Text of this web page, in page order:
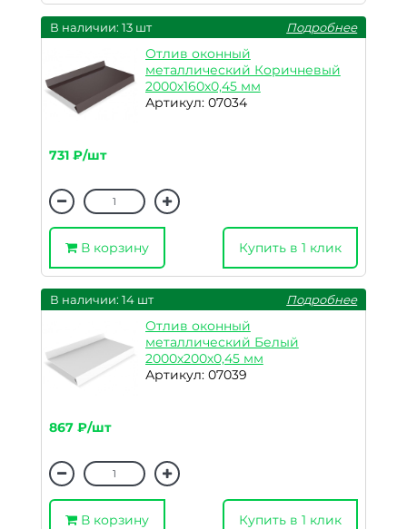
В наличии: 13 шт Подробнее
Отлив оконный
металлический Коричневый
2000х160х0,45 мм
Артикул: 07034
731 ₽/шт
В корзину Купить в 1 клик
В наличии: 14 шт Подробнее
Отлив оконный
металлический Белый
2000х200х0,45 мм
Артикул: 07039
867 ₽/шт
В корзину Купить в 1 клик